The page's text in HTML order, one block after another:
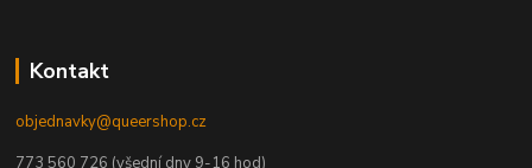
Kontakt
objednavky@queershop.cz
773 560 726 (všední dny 9-16 hod)